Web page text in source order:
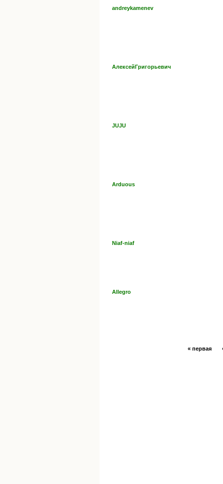
andreykamenev
АлексейГригорьевич
JUJU
Arduous
Niaf-niaf
Allegro
« первая